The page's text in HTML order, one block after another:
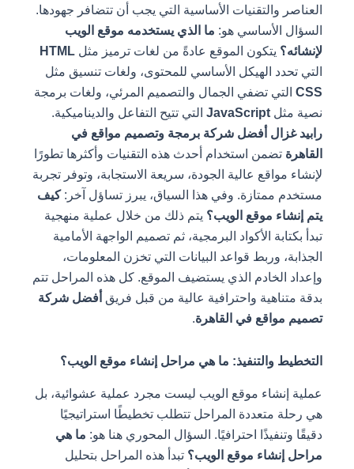
العناصر والتقنيات الأساسية التي يجب أن تتضافر جهودها.
السؤال الأساسي هو:ما الذي يستخدمه موقع الويب
لإنشائه؟يتكون الموقع عادةً من لغات ترميز مثلHTML
التي تحدد الهيكل الأساسي للمحتوى، ولغات تنسيق مثل
CSSالتي تضفي الجمال والتصميم المرئي، ولغات برمجة
نصية مثلJavaScriptالتي تتيح التفاعل والديناميكية.
رابيد غزال أفضل شركة برمجة وتصميم مواقع في
القاهرةتضمن استخدام أحدث هذه التقنيات وأكثرها تطورًا
لإنشاء مواقع عالية الجودة، سريعة الاستجابة، وتوفر تجربة
مستخدم ممتازة. وفي هذا السياق، يبرز تساؤل آخر:كيف
يتم إنشاء موقع الويب؟يتم ذلك من خلال عملية منهجية
تبدأ بكتابة الأكواد البرمجية، ثم تصميم الواجهة الأمامية
الجذابة، وربط قواعد البيانات التي تخزن المعلومات،
وإعداد الخادم الذي يستضيف الموقع. كل هذه المراحل تتم
بدقة متناهية واحترافية عالية من قبل فريقأفضل شركة
تصميم مواقع في القاهرة.
التخطيط والتنفيذ: ما هي مراحل إنشاء موقع الويب؟
عملية إنشاء موقع الويب ليست مجرد عملية عشوائية، بل
هي رحلة متعددة المراحل تتطلب تخطيطًا استراتيجيًا
دقيقًا وتنفيذًا احترافيًا. السؤال المحوري هنا هو:ما هي
مراحل إنشاء موقع الويب؟تبدأ هذه المراحل بتحليل